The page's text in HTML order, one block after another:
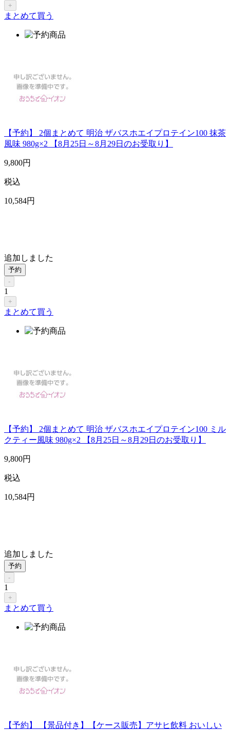
+
まとめて買う
【予約】 2個まとめて 明治 ザバスホエイプロテイン100 抹茶
風味 980g×2 【8月25日～8月29日のお受取り】
9,800円
税込
10,584円
追加しました
予約
-
1
+
まとめて買う
【予約】 2個まとめて 明治 ザバスホエイプロテイン100 ミル
クティー風味 980g×2 【8月25日～8月29日のお受取り】
9,800円
税込
10,584円
追加しました
予約
-
1
+
まとめて買う
【予約】 【景品付き】【ケース販売】アサヒ飲料 おいしい